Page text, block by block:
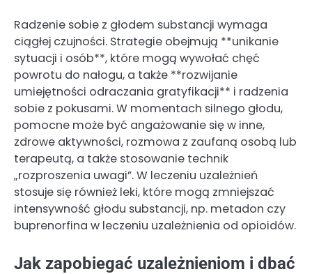
Radzenie sobie z głodem substancji wymaga
ciągłej czujności. Strategie obejmują **unikanie
sytuacji i osób**, które mogą wywołać chęć
powrotu do nałogu, a także **rozwijanie
umiejętności odraczania gratyfikacji** i radzenia
sobie z pokusami. W momentach silnego głodu,
pomocne może być angażowanie się w inne,
zdrowe aktywności, rozmowa z zaufaną osobą lub
terapeutą, a także stosowanie technik
„rozproszenia uwagi”. W leczeniu uzależnień
stosuje się również leki, które mogą zmniejszać
intensywność głodu substancji, np. metadon czy
buprenorfina w leczeniu uzależnienia od opioidów.
Jak zapobiegać uzależnieniom i dbać